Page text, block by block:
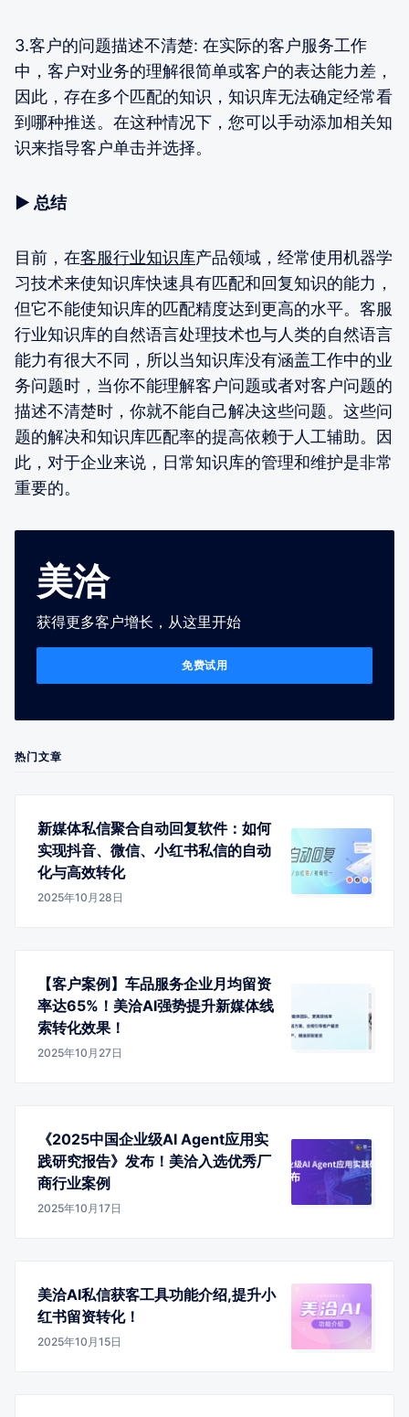
3.客户的问题描述不清楚: 在实际的客户服务工作
中，客户对业务的理解很简单或客户的表达能力差，
因此，存在多个匹配的知识，知识库无法确定经常看
到哪种推送。在这种情况下，您可以手动添加相关知
识来指导客户单击并选择。
▶ 总结
目前，在客服行业知识库产品领域，经常使用机器学
习技术来使知识库快速具有匹配和回复知识的能力，
但它不能使知识库的匹配精度达到更高的水平。客服
行业知识库的自然语言处理技术也与人类的自然语言
能力有很大不同，所以当知识库没有涵盖工作中的业
务问题时，当你不能理解客户问题或者对客户问题的
描述不清楚时，你就不能自己解决这些问题。这些问
题的解决和知识库匹配率的提高依赖于人工辅助。因
此，对于企业来说，日常知识库的管理和维护是非常
重要的。
美洽
获得更多客户增长，从这里开始
免费试用
热门文章
新媒体私信聚合自动回复软件：如何
实现抖音、微信、小红书私信的自动
化与高效转化
2025年10月28日
【客户案例】车品服务企业月均留资
率达65%！美洽AI强势提升新媒体线
索转化效果！
2025年10月27日
《2025中国企业级AI Agent应用实
践研究报告》发布！美洽入选优秀厂
商行业案例
2025年10月17日
美洽AI私信获客工具功能介绍,提升小
红书留资转化！
2025年10月15日